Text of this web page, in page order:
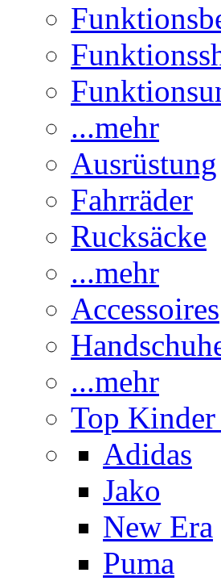
...mehr
Ausrüstung
Fahrräder
Rucksäcke
...mehr
Accessoires
...mehr
Top
Adidas
Jako
New Era
Puma